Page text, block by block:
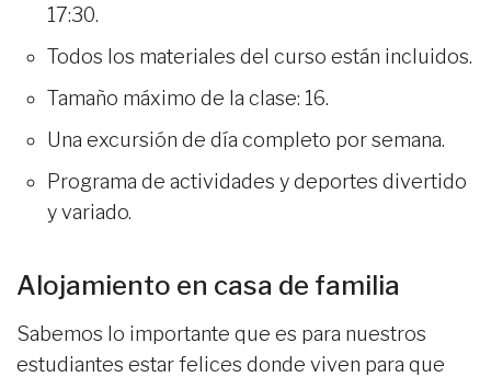
17:30.
Todos los materiales del curso están incluidos.
Tamaño máximo de la clase: 16.
Una excursión de día completo por semana.
Programa de actividades y deportes divertido
y variado.
Alojamiento en casa de familia
Sabemos lo importante que es para nuestros
estudiantes estar felices donde viven para que